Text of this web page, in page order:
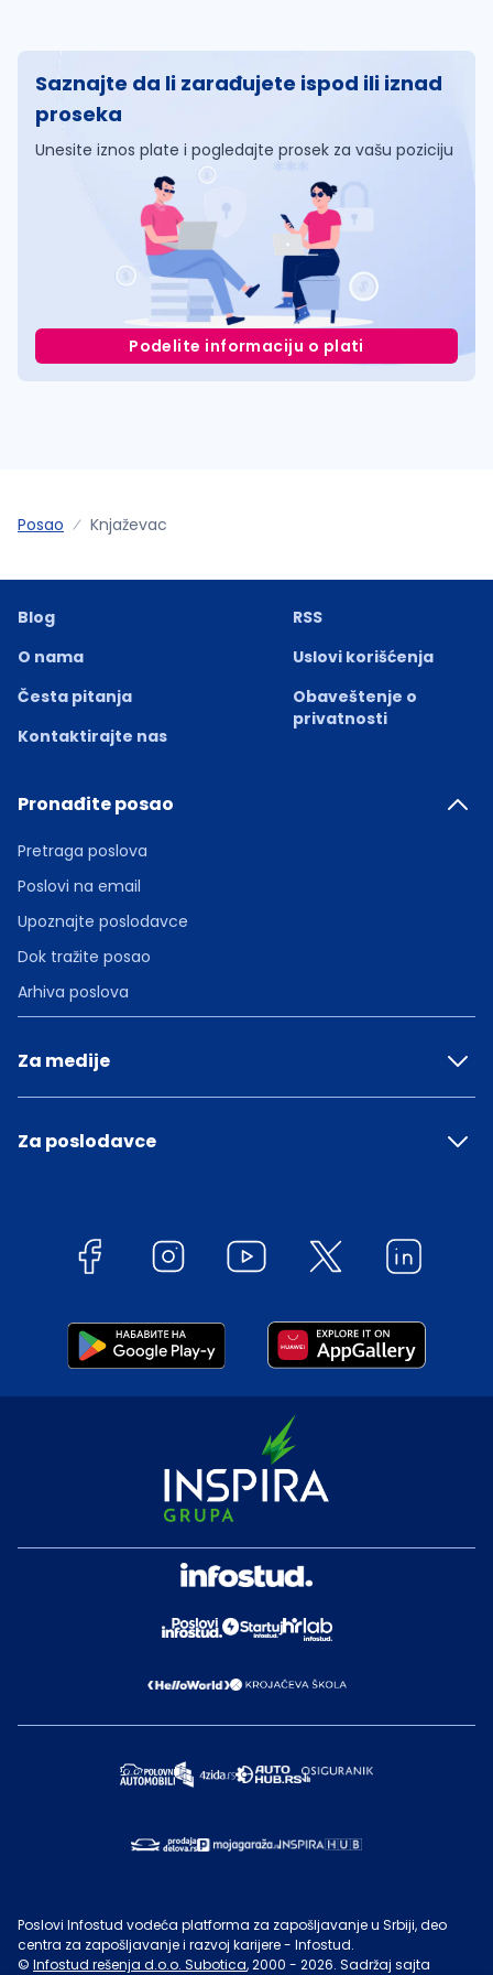
Saznajte da li zarađujete ispod ili iznad
proseka
Unesite iznos plate i pogledajte prosek za vašu poziciju
Podelite informaciju o plati
Posao Knjaževac
Blog
O nama
Česta pitanja
Kontaktirajte nas
RSS
Uslovi korišćenja
Obaveštenje o
privatnosti
Pronađite posao
Pretraga poslova
Poslovi na email
Upoznajte poslodavce
Dok tražite posao
Arhiva poslova
Za medije
Za poslodavce
Poslovi Infostud vodeća platforma za zapošljavanje u Srbiji, deo
centra za zapošljavanje i razvoj karijere - Infostud.
© Infostud rešenja d.o.o. Subotica, 2000 - 2026. Sadržaj sajta